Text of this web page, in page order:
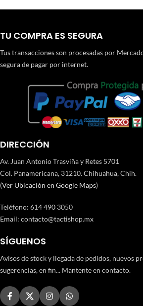
TU COMPRA ES SEGURA
Tus transacciones son procesadas por
segura de pagar por internet.
DIRECCIÓN
Av. Juan Antonio Trasviña y Retes 5701
Col. Panamericana, 31210. Chihuahua, Chih.
(Ver Ubicación en Google Maps)
Teléfono: 614 490 3050
Email: contacto@tactishop.mx
SÍGUENOS
Avisos de stock y llegada de pedidos, nuevos
sugerencias, en fin... Mantente en contacto.